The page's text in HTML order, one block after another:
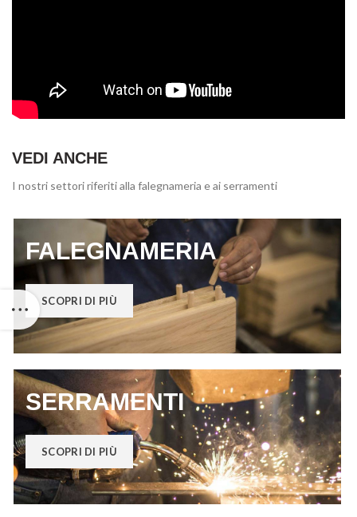
VEDI ANCHE
I nostri settori riferiti alla falegnameria e ai serramenti
FALEGNAMERIA
SCOPRI DI PIÙ
SERRAMENTI
SCOPRI DI PIÙ